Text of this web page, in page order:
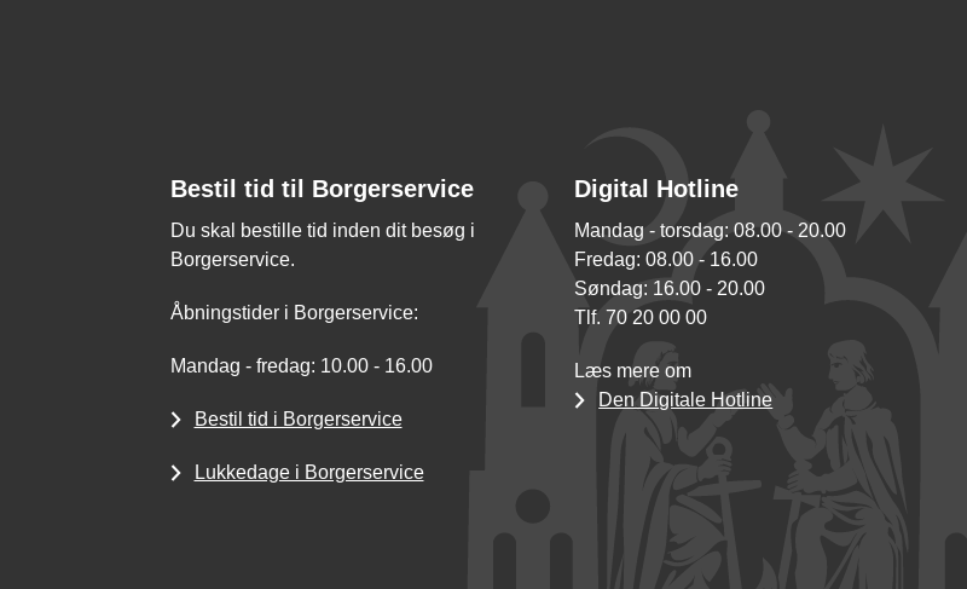
Bestil tid til Borgerservice
Du skal bestille tid inden dit besøg i
Borgerservice.
Åbningstider i Borgerservice:
Mandag - fredag: 10.00 - 16.00
Bestil tid i Borgerservice
Lukkedage i Borgerservice
Digital Hotline
Mandag - torsdag: 08.00 - 20.00
Fredag: 08.00 - 16.00
Søndag: 16.00 - 20.00
Tlf. 70 20 00 00
Læs mere om
Den Digitale Hotline